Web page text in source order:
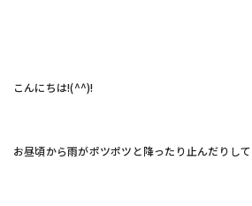
こんにちは!(^^)!
お昼頃から雨がポツポツと降ったり止んだりして